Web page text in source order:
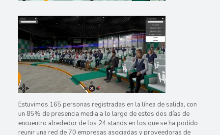
Estuvimos 165 personas registradas en la línea de salida, con
un 85% de presencia media a lo largo de estos dos días de
encuentro alrededor de los 24 stands en los que se ha podido
reunir una red de 70 empresas asociadas y proveedoras de